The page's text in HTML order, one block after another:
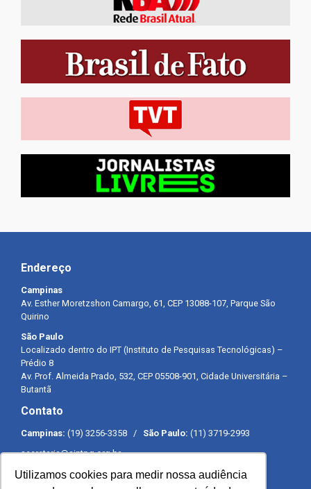
Utilizamos cookies para medir nossa audiência
Endereço
Campinas
Av. Esther Moretzshon Camargo, 61, CEP 13088-107, Parque São
Quirino
São Paulo
Localizado dentro do IPT (Instituto de Pesquisas Tecnológicas) –
Prédio 8
Av. Prof. Almeida Prado, 532, CEP 05508-901, Cidade Universitária –
Butantã
Contato
Campinas: (19) 3256-3358 / São Paulo: (11) 3719-2993
secretaria@sintpq.org.br